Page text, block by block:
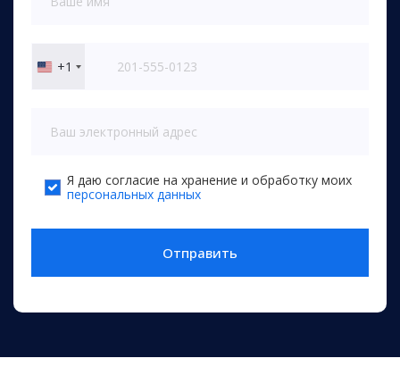
United
+1
Я даю согласие на хранение и обработку моих
персональных данных
Отправить